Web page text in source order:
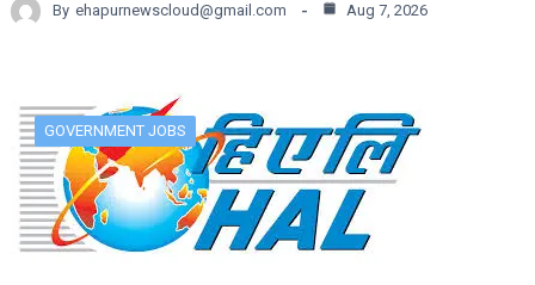
By ehapurnewscloud@gmail.com Aug 7, 2026
GOVERNMENT JOBS